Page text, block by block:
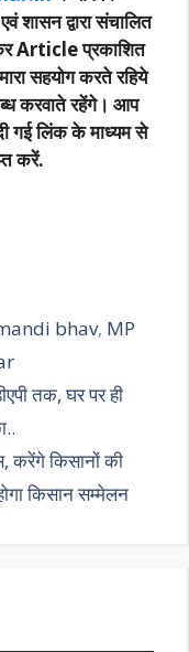
शासन द्वारा संचालित
कर Article प्रकाशित
सहयोग करते रहिये
करवाते रहेंगे। आप
गई लिंक के माध्यम से
करें.
bhav, MP
तक, घर पर ही
करेंगे किसानों की
किसान सम्मेलन